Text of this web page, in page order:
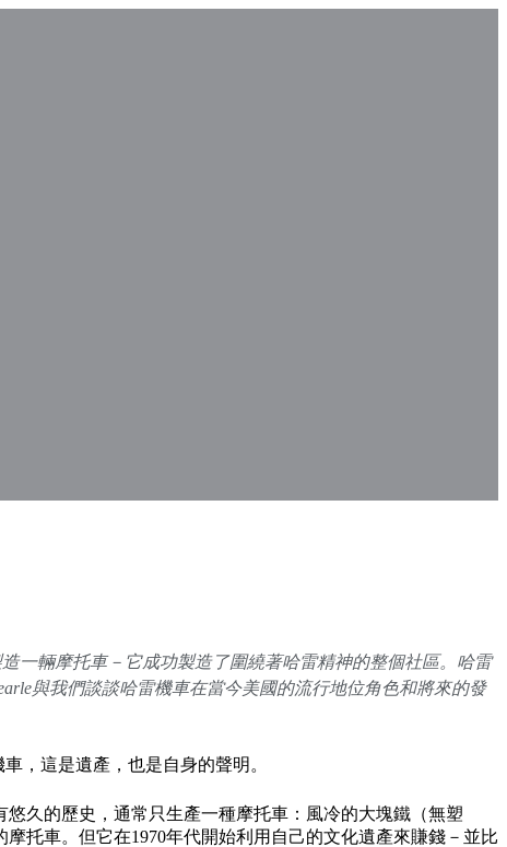
一輛摩托車－它成功製造了圍繞著哈雷精神的整個社區。哈雷
與我們談談哈雷機車在當今美國的流行地位角色和將來的發
，這是遺產，也是自身的聲明。
悠久的歷史，通常只生產一種摩托車：風冷的大塊鐵（無塑
托車。但它在1970年代開始利用自己的文化遺產來賺錢－並比